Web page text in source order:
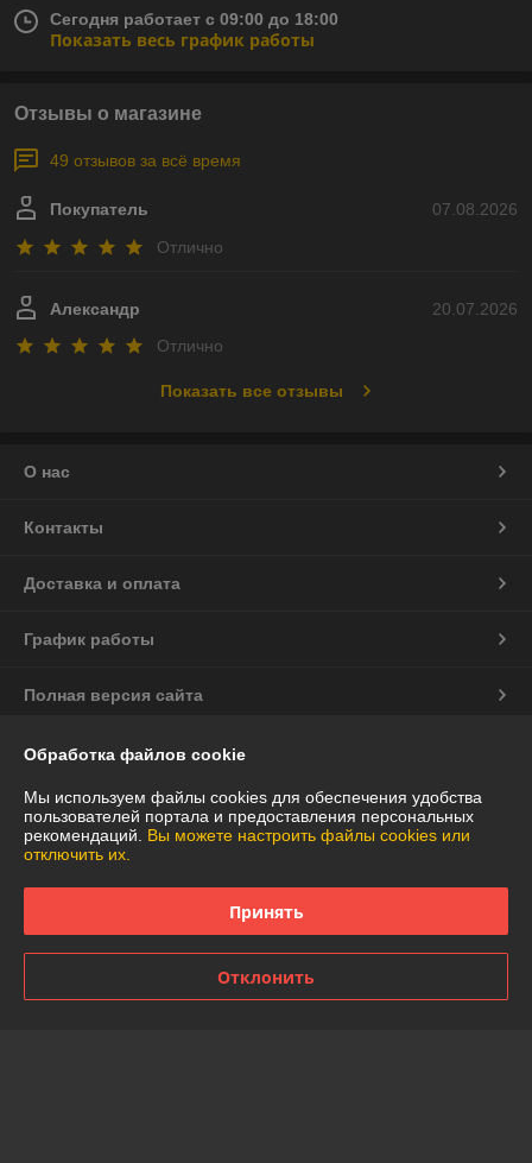
Сегодня работает с 09:00 до 18:00
Показать весь график работы
Отзывы о магазине
49 отзывов за всё время
07.08.2026
Покупатель
Отлично
20.07.2026
Александр
Отлично
Показать все отзывы
О нас
Контакты
Доставка и оплата
График работы
Полная версия сайта
Политика обработки cookies
Сайт создан на платформе Deal.by
Информация для покупателя
Обработка файлов cookie
Мы используем файлы cookies для обеспечения удобства
пользователей портала и предоставления персональных
рекомендаций. Вы можете настроить файлы cookies или
отключить их.
Принять
Отклонить